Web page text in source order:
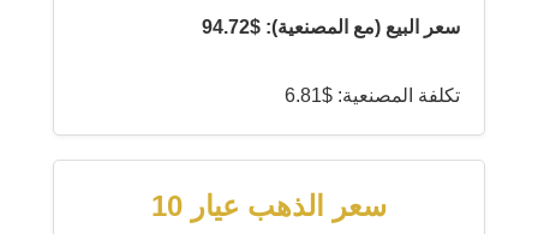
سعر البيع (مع المصنعية): $94.72
تكلفة المصنعية: $6.81
سعر الذهب عيار 10